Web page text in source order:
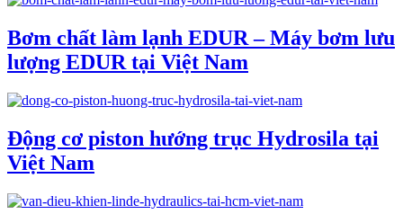
Bơm chất làm lạnh EDUR – Máy bơm lưu
lượng EDUR tại Việt Nam
Động cơ piston hướng trục Hydrosila tại
Việt Nam